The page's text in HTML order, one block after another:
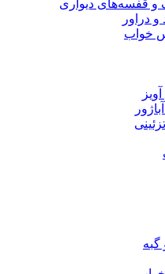
و قفسه‌های دیواری
دراور
خواب
گبه